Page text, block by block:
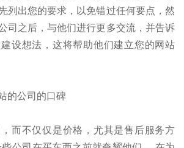
列出您的要求，以免错过任何要点，然
司之后，与他们进行更多交流，并告诉
设想法，这将帮助他们建立您的网站
的公司的口碑
而不仅仅是价格，尤其是售后服务方